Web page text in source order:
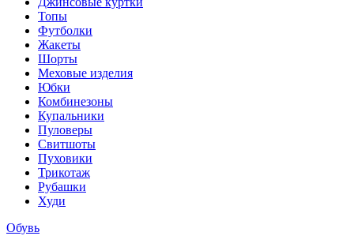
Топы
Футболки
Жакеты
Шорты
Меховые изделия
Юбки
Комбинезоны
Купальники
Пуловеры
Свитшоты
Пуховики
Трикотаж
Рубашки
Худи
Обувь